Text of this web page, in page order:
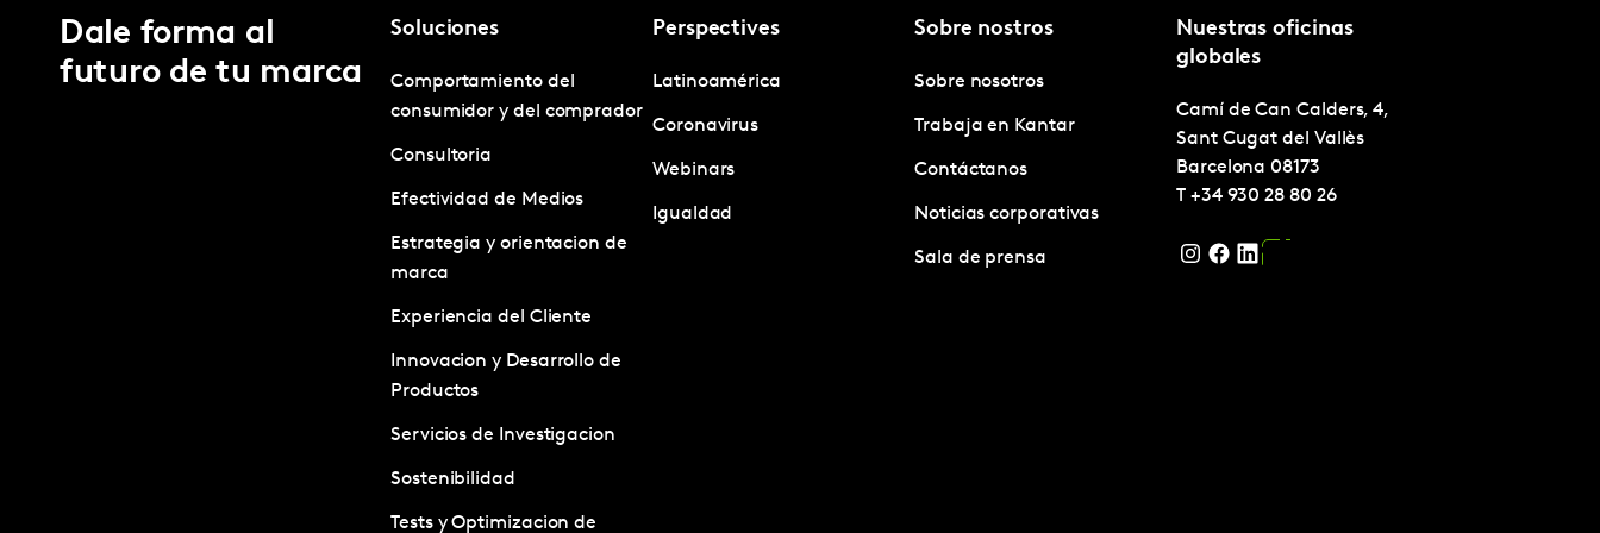
Dale forma al
futuro de tu marca
Soluciones
Comportamiento del
consumidor y del comprador
Consultoria
Efectividad de Medios
Estrategia y orientacion de
marca
Experiencia del Cliente
Innovacion y Desarrollo de
Productos
Servicios de Investigacion
Sostenibilidad
Tests y Optimizacion de
Perspectives
Latinoamérica
Coronavirus
Webinars
Igualdad
Sobre nostros
Sobre nosotros
Trabaja en Kantar
Contáctanos
Noticias corporativas
Sala de prensa
Nuestras oficinas
globales
Camí de Can Calders, 4,
Sant Cugat del Vallès
Barcelona 08173
T +34 930 28 80 26